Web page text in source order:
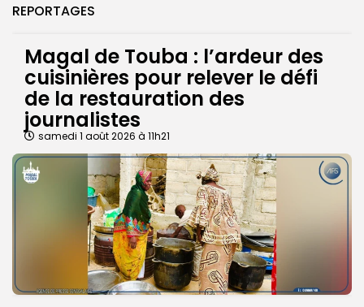
REPORTAGES
Magal de Touba : l’ardeur des
cuisinières pour relever le défi
de la restauration des
journalistes
samedi 1 août 2026 à 11h21